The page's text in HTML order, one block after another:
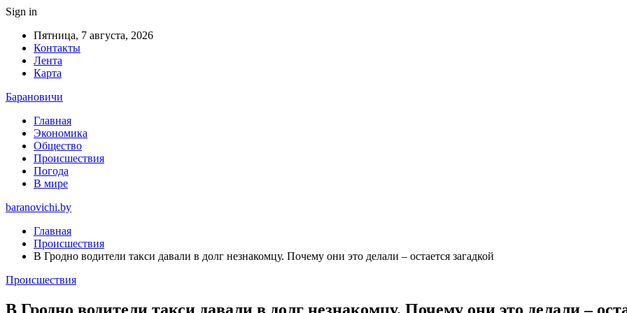
Sign in
Пятница, 7 августа, 2026
Контакты
Лента
Карта
Барановичи
Главная
Экономика
Общество
Происшествия
Погода
В мире
baranovichi.by
Главная
Происшествия
В Гродно водители такси давали в долг незнакомцу. Почему они это делали – остается загадкой
Происшествия